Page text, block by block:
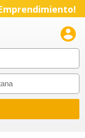
Emprendimiento!
